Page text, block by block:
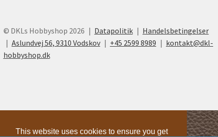
© DKLs Hobbyshop 2026 Datapolitik
Handelsbetingelser
Aslundvej 56, 9310 Vodskov
+45 2599 8989
kontakt@dkl-
hobbyshop.dk
This website uses cookies to ensure you get